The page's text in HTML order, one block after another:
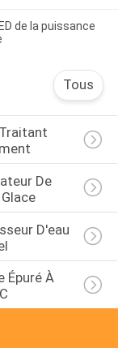
de la puissance
Tous
De
D'eau
Épuré À